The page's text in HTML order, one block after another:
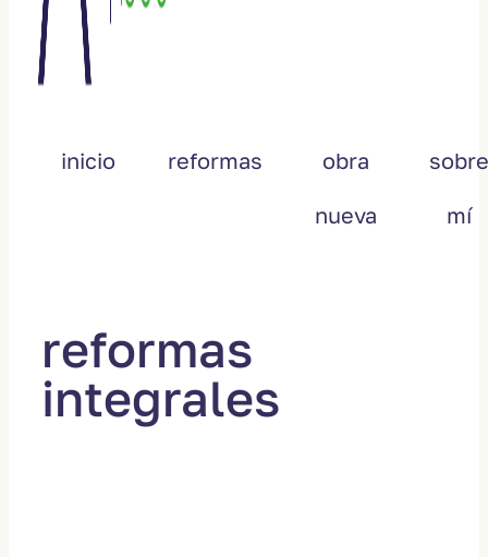
inicio reformas obra
nueva
sobre
mí
reformas
integrales